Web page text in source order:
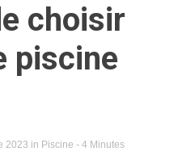
choisir
piscine
2023 in Piscine - 4 Minutes